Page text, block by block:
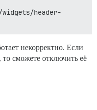
header-
некорректно. Если
сможете отключить её